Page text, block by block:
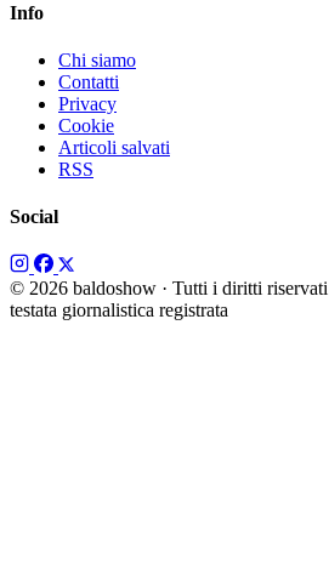
Info
Chi siamo
Contatti
Privacy
Cookie
Articoli salvati
RSS
Social
© 2026 baldoshow · Tutti i diritti riservati
testata giornalistica registrata